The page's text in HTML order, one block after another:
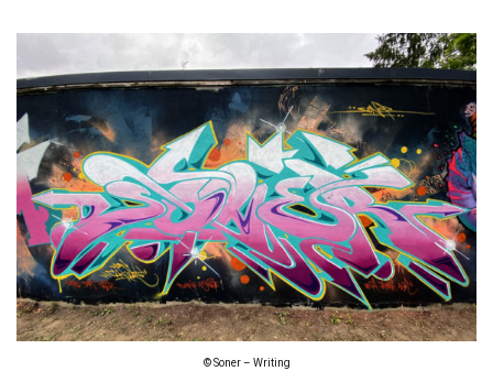
© Soner – Writing